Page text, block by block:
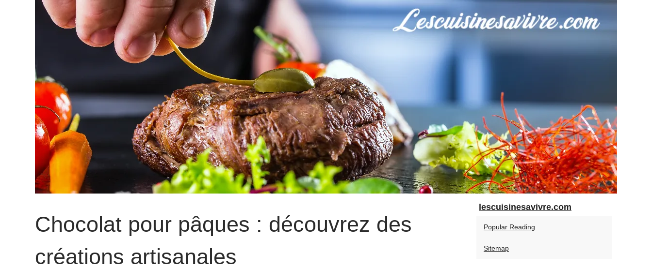
Chocolat pour pâques : découvrez des
créations artisanales
lescuisinesavivre.com
Popular Reading
Sitemap